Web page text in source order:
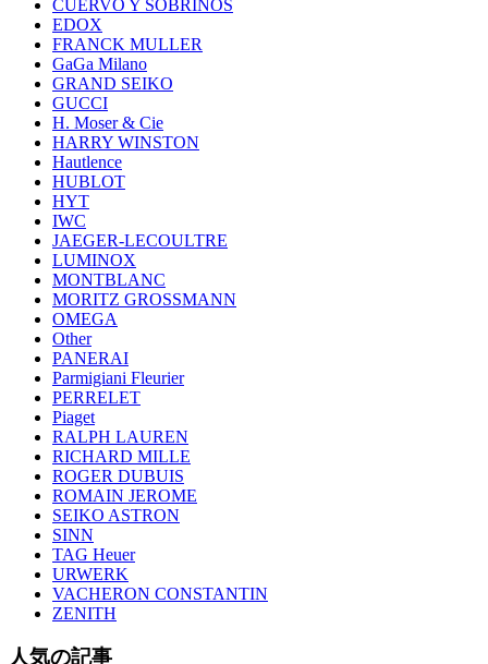
CUERVO Y SOBRINOS
EDOX
FRANCK MULLER
GaGa Milano
GRAND SEIKO
GUCCI
H. Moser & Cie
HARRY WINSTON
Hautlence
HUBLOT
HYT
IWC
JAEGER-LECOULTRE
LUMINOX
MONTBLANC
MORITZ GROSSMANN
OMEGA
Other
PANERAI
Parmigiani Fleurier
PERRELET
Piaget
RALPH LAUREN
RICHARD MILLE
ROGER DUBUIS
ROMAIN JEROME
SEIKO ASTRON
SINN
TAG Heuer
URWERK
VACHERON CONSTANTIN
ZENITH
人気の記事